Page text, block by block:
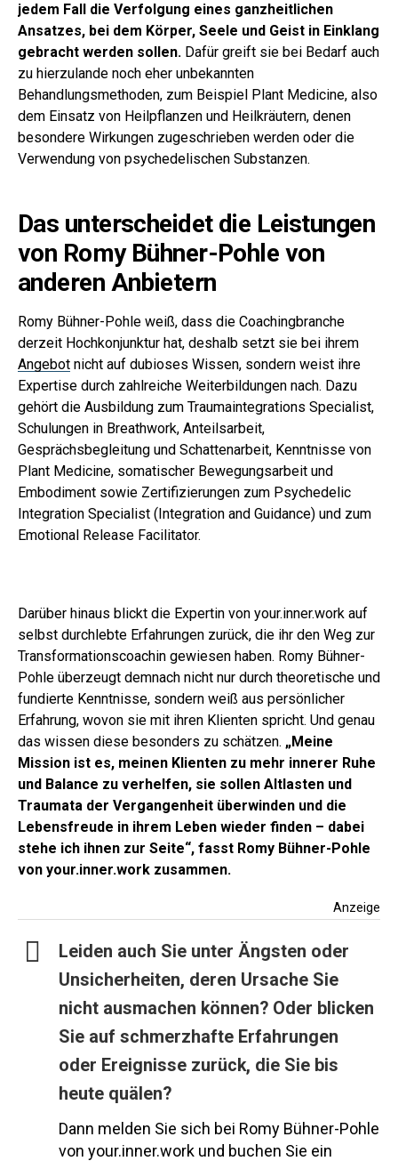
jedem Fall die Verfolgung eines ganzheitlichen
Ansatzes, bei dem Körper, Seele und Geist in Einklang
gebracht werden sollen. Dafür greift sie bei Bedarf auch
zu hierzulande noch eher unbekannten
Behandlungsmethoden, zum Beispiel Plant Medicine, also
dem Einsatz von Heilpflanzen und Heilkräutern, denen
besondere Wirkungen zugeschrieben werden oder die
Verwendung von psychedelischen Substanzen.
Das unterscheidet die Leistungen
von Romy Bühner-Pohle von
anderen Anbietern
Romy Bühner-Pohle weiß, dass die Coachingbranche
derzeit Hochkonjunktur hat, deshalb setzt sie bei ihrem
Angebot nicht auf dubioses Wissen, sondern weist ihre
Expertise durch zahlreiche Weiterbildungen nach. Dazu
gehört die Ausbildung zum Traumaintegrations Specialist,
Schulungen in Breathwork, Anteilsarbeit,
Gesprächsbegleitung und Schattenarbeit, Kenntnisse von
Plant Medicine, somatischer Bewegungsarbeit und
Embodiment sowie Zertifizierungen zum Psychedelic
Integration Specialist (Integration and Guidance) und zum
Emotional Release Facilitator.
Darüber hinaus blickt die Expertin von your.inner.work auf
selbst durchlebte Erfahrungen zurück, die ihr den Weg zur
Transformationscoachin gewiesen haben. Romy Bühner-
Pohle überzeugt demnach nicht nur durch theoretische und
fundierte Kenntnisse, sondern weiß aus persönlicher
Erfahrung, wovon sie mit ihren Klienten spricht. Und genau
das wissen diese besonders zu schätzen. „Meine
Mission ist es, meinen Klienten zu mehr innerer Ruhe
und Balance zu verhelfen, sie sollen Altlasten und
Traumata der Vergangenheit überwinden und die
Lebensfreude in ihrem Leben wieder finden – dabei
stehe ich ihnen zur Seite“, fasst Romy Bühner-Pohle
von your.inner.work zusammen.
Anzeige
Leiden auch Sie unter Ängsten oder
Unsicherheiten, deren Ursache Sie
nicht ausmachen können? Oder blicken
Sie auf schmerzhafte Erfahrungen
oder Ereignisse zurück, die Sie bis
heute quälen?
Dann melden Sie sich bei Romy Bühner-Pohle
von your.inner.work und buchen Sie ein